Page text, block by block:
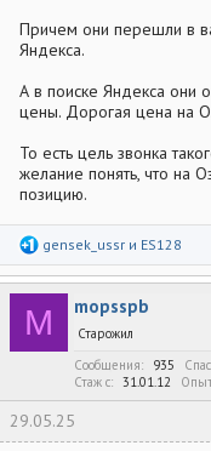
Причем они перешли в
Яндекса.
А в поиске Яндекса они
цены. Дорогая цена на
То есть цель звонка
желание понять, что на
позицию.
Р
а
к
ц
и
gensek_ussr и ES128
M mopsspb
Старожил
Сообщения
935
Стаж c
31.01.12
29.05.25